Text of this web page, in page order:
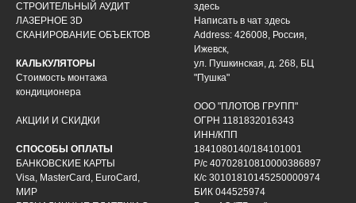
СТРОИТЕЛЬНЫЙ АУДИТ
ЛАЗЕРНОЕ 3D
СКАНИРОВАНИЕ ОБЪЕКТОВ
КАЛЬКУЛЯТОРЫ
Стоимость монтажа
кондиционера
АКЦИИ И СКИДКИ
СПОСОБЫ ОПЛАТЫ
БАНКОВСКИЕ КАРТЫ
Visa, MasterCard, EuroCard,
МИР
здесь
Написать в чат здесь
Address: 426008, Россия,
Ижевск,
ул. Пушкинская, д. 268, БЦ
"Пушка"
ООО "ПЛОТОВ ГРУПП"
ОГРН 1181832016343
ИНН/КПП
1841080140/184101001
Р/с 40702810810000386897
К/с 30101810145250000974
БИК 044525974